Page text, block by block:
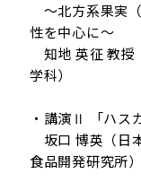
～北方系果実
性を中心に～
知地 英征 教授
学科）
・講演Ⅱ 「ハス
坂口 博英（日
食品開発研究所）